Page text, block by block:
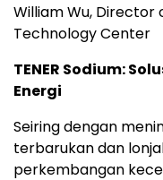
William Wu, Director
Technology Center
TENER Sodium:
Energi
Seiring dengan
terbarukan dan
perkembangan